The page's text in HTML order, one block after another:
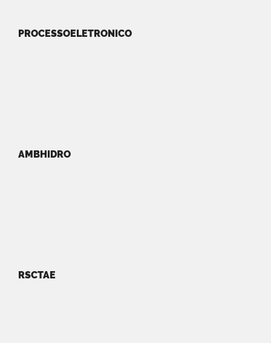
PROCESSOELETRONICO
AMBHIDRO
RSCTAE